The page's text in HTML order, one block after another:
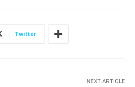
Twitter
NEXT ARTICLE